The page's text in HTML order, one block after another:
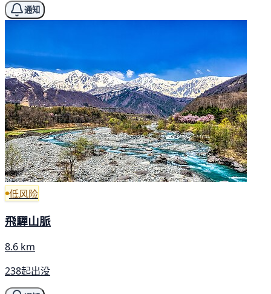
通知
低风险
飛驒山脈
8.6 km
238起出没